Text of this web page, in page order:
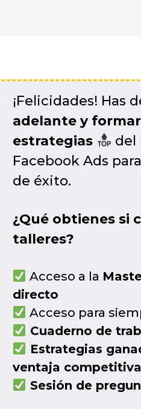
¡Felicidades! Has
adelante y
estrategias
del
Facebook Ads
de éxito.
¿Qué obtienes si
talleres?
Acceso a la
directo
Acceso para
Cuaderno de
Estrategias
ventaja competitiva
Sesión de